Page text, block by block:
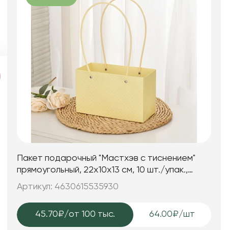
Пакет подарочный "Мастхэв c тиснением"
прямоугольный, 22х10х13 см, 10 шт./упак.,
молочный
Артикул: 4630615535930
45.70₽/от 100 тыс. 64.00₽/шт